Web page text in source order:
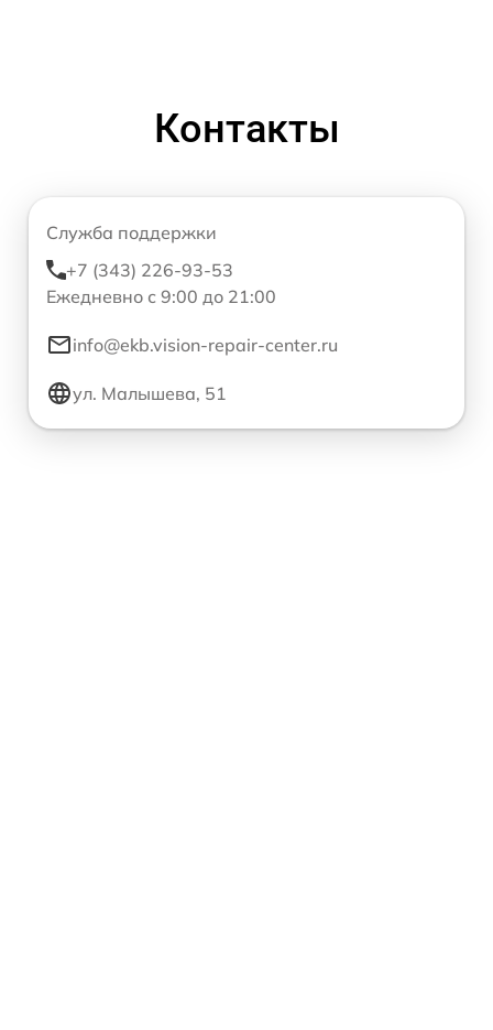
Контакты
Служба поддержки
+7 (343) 226-93-53
Ежедневно с 9:00 до 21:00
info@ekb.vision-repair-center.ru
ул. Малышева, 51